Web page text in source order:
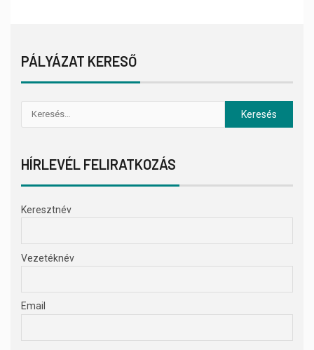
PÁLYÁZAT KERESŐ
HÍRLEVÉL FELIRATKOZÁS
Keresztnév
Vezetéknév
Email